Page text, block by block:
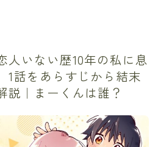
人いない歴10年の私に息
1話をあらすじから結末
説｜まーくんは誰？